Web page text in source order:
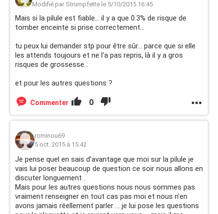
Modifié par Strumpfette le 5/10/2015 16:45
Mais si la pilule est fiable... il y a que 0.3% de risque de
tomber enceinte si prise correctement...
tu peux lui demander stp pour être sûr... parce que si elle
les attends toujours et ne l'a pas repris, là il y a gros
risques de grossesse...
et pour les autres questions ?
Commenter 0
rominou69
5 oct. 2015 à 15:42
Je pense quel en sais d'avantage que moi sur la pilule je
vais lui poser beaucoup de question ce soir nous allons en
discuter longuement .
Mais pour les autres questions nous nous sommes pas
vraiment renseigner en tout cas pas moi et nous n'en
avons jamais réellement parler ... je lui pose les questions